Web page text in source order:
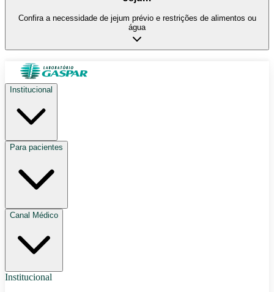
Confira a necessidade de jejum prévio e restrições de alimentos ou
água
Institucional
Para pacientes
Canal Médico
Institucional